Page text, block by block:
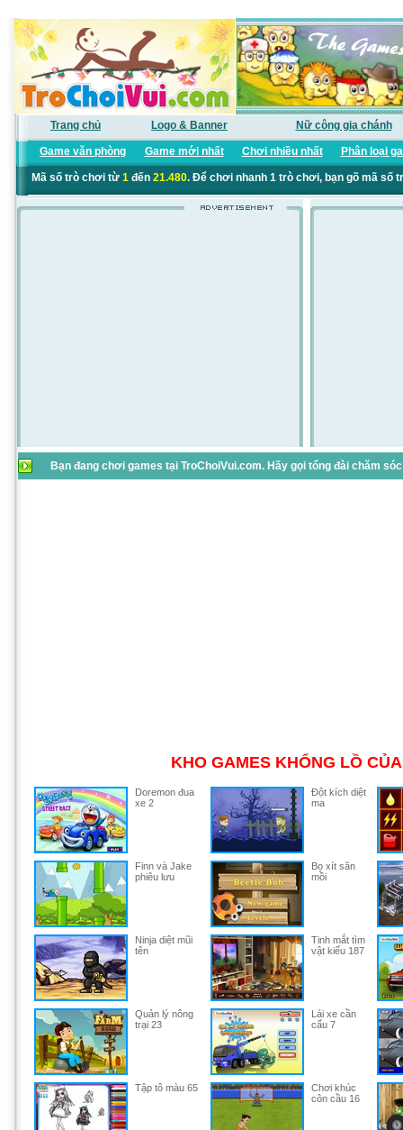
Trang chủ Logo & Banner Nữ công gia chánh
Game văn phòng Game mới nhất Chơi nhiều nhất Phân loại
Mã số trò chơi từ 1đến 21.480. Để chơi nhanh 1 trò chơi, bạn gõ mã số
Bạn đang chơi games tại TroChoiVui.com. Hãy gọi tổng đài chăm
KHO GAMES KHỔNG LỒ
Doremon đua
xe 2
Đột kích diệt
ma
Finn và Jake
phiêu lưu
Bọ xít săn
mồi
Ninja diệt mũi
tên
Tinh mắt tìm
vật kiểu 187
Quản lý nông
trại 23
Lái xe cần
cẩu 7
Tập tô màu 65
Chơi khúc
côn cầu 16